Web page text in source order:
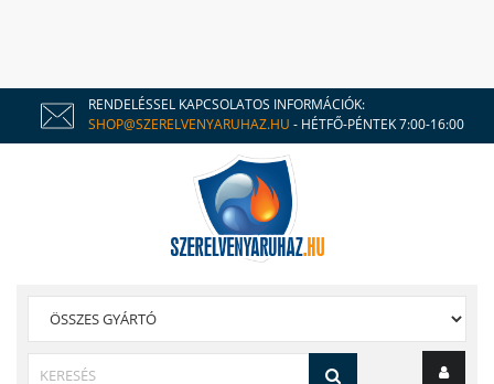
RENDELÉSSEL KAPCSOLATOS INFORMÁCIÓK:
SHOP@SZERELVENYARUHAZ.HU - HÉTFŐ-PÉNTEK 7:00-16:00